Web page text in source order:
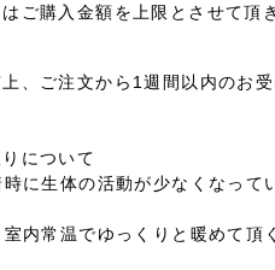
ご購入金額を上限とさせて頂
、ご注文から1週間以内のお
について
に生体の活動が少なくなって
内常温でゆっくりと暖めて頂